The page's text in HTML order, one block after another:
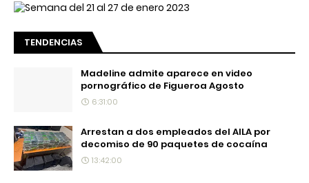
TENDENCIAS
Madeline admite aparece en video
pornográfico de Figueroa Agosto
6:31:00
Arrestan a dos empleados del AILA por
decomiso de 90 paquetes de cocaína
13:42:00